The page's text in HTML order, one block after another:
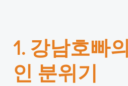
1. 강남호빠
인 분위기